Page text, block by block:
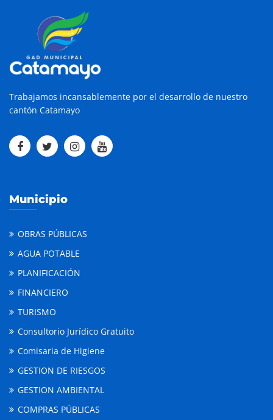
Trabajamos incansablemente por el desarrollo de nuestro
cantón Catamayo
Municipio
OBRAS PÚBLICAS
AGUA POTABLE
PLANIFICACIÓN
FINANCIERO
TURISMO
Consultorio Jurídico Gratuito
Comisaria de Higiene
GESTION DE RIESGOS
GESTION AMBIENTAL
COMPRAS PÚBLICAS